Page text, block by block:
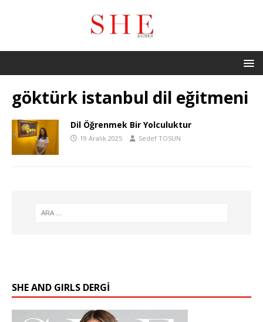
göktürk istanbul dil eğitmeni
Dil Öğrenmek Bir Yolculuktur
19 Aralık 2025 Sedef TOSUN
SHE AND GIRLS DERGİ